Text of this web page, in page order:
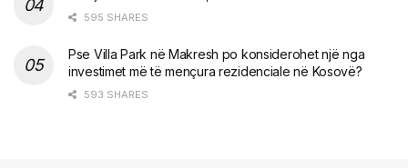
595 SHARES
Pse Villa Park në Makresh po konsiderohet një nga
investimet më të mençura rezidenciale në Kosovë?
593 SHARES